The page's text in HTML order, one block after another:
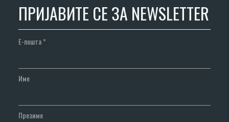
ПРИЈАВИТЕ СЕ ЗА NEWSLETTER
Е-пошта*
Име
Презиме